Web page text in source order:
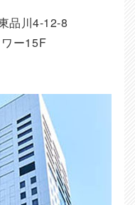
品川4-12-8
ー15F